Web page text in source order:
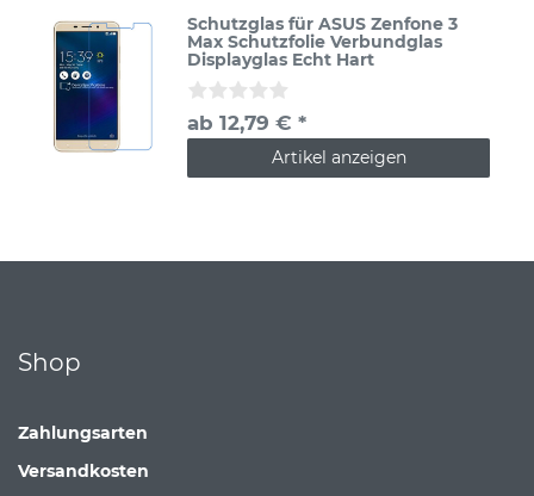
Schutzglas für ASUS Zenfone 3
Max Schutzfolie Verbundglas
Displayglas Echt Hart
ab 12,79 € *
Artikel anzeigen
Shop
Zahlungsarten
Versandkosten